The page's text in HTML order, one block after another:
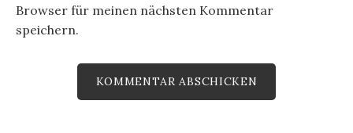
Browser für meinen nächsten Kommentar
speichern.